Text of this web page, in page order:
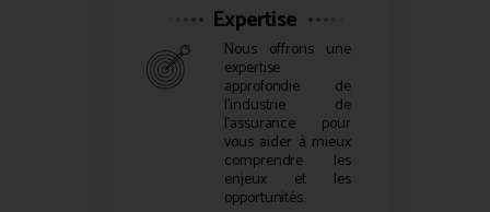
Expertise
Nous offrons une
expertise
approfondie de
l’industrie de
l’assurance pour
vous aider à mieux
comprendre les
enjeux et les
opportunités.